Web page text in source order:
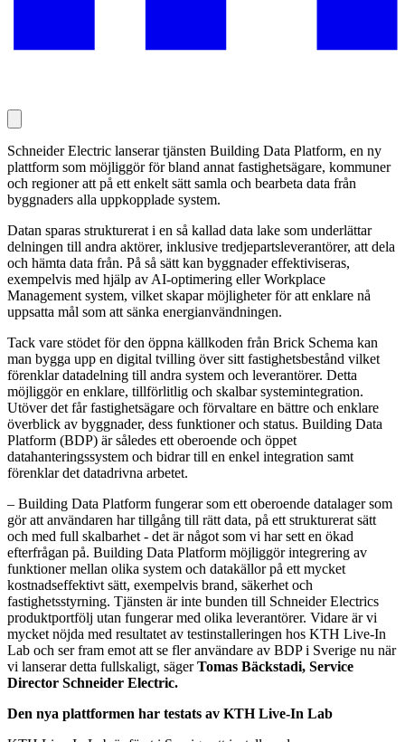
Schneider Electric lanserar tjänsten Building Data Platform, en ny
plattform som möjliggör för bland annat fastighetsägare, kommuner
och regioner att på ett enkelt sätt samla och bearbeta data från
byggnaders alla uppkopplade system.
Datan sparas strukturerat i en så kallad data lake som underlättar
delningen till andra aktörer, inklusive tredjepartsleverantörer, att dela
och hämta data från. På så sätt kan byggnader effektiviseras,
exempelvis med hjälp av AI-optimering eller Workplace
Management system, vilket skapar möjligheter för att enklare nå
uppsatta mål som att sänka energianvändningen.
Tack vare stödet för den öppna källkoden från Brick Schema kan
man bygga upp en digital tvilling över sitt fastighetsbestånd vilket
förenklar datadelning till andra system och leverantörer. Detta
möjliggör en enklare, tillförlitlig och skalbar systemintegration.
Utöver det får fastighetsägare och förvaltare en bättre och enklare
överblick av byggnader, dess funktioner och status. Building Data
Platform (BDP) är således ett oberoende och öppet
datahanteringssystem och bidrar till en enkel integration samt
förenklar det datadrivna arbetet.
– Building Data Platform fungerar som ett oberoende datalager som
gör att användaren har tillgång till rätt data, på ett strukturerat sätt
och med full skalbarhet - det är något som vi har sett en ökad
efterfrågan på. Building Data Platform möjliggör integrering av
funktioner mellan olika system och datakällor på ett mycket
kostnadseffektivt sätt, exempelvis brand, säkerhet och
fastighetsstyrning. Tjänsten är inte bunden till Schneider Electrics
produktportfölj utan fungerar med olika leverantörer. Vidare är vi
mycket nöjda med resultatet av testinstalleringen hos KTH Live-In
Lab och ser fram emot att se fler användare av BDP i Sverige nu när
vi lanserar detta fullskaligt, sägerTomas Bäckstadi, Service
Director Schneider Electric.
Den nya plattformen har testats av KTH Live-In Lab